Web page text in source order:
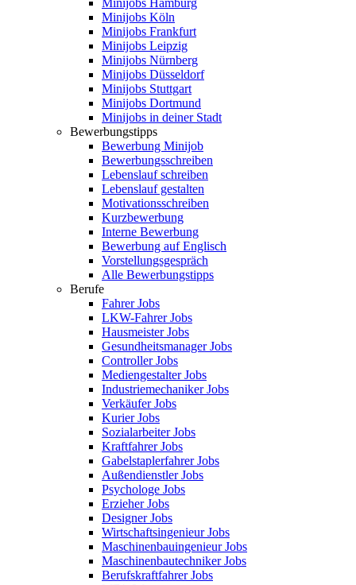
Minijobs Hamburg
Minijobs Köln
Minijobs Frankfurt
Minijobs Leipzig
Minijobs Nürnberg
Minijobs Düsseldorf
Minijobs Stuttgart
Minijobs Dortmund
Minijobs in deiner Stadt
Bewerbungstipps
Bewerbung Minijob
Bewerbungsschreiben
Lebenslauf schreiben
Lebenslauf gestalten
Motivationsschreiben
Kurzbewerbung
Interne Bewerbung
Bewerbung auf Englisch
Vorstellungsgespräch
Alle Bewerbungstipps
Berufe
Fahrer Jobs
LKW-Fahrer Jobs
Hausmeister Jobs
Gesundheitsmanager Jobs
Controller Jobs
Mediengestalter Jobs
Industriemechaniker Jobs
Verkäufer Jobs
Kurier Jobs
Sozialarbeiter Jobs
Kraftfahrer Jobs
Gabelstaplerfahrer Jobs
Außendienstler Jobs
Psychologe Jobs
Erzieher Jobs
Designer Jobs
Wirtschaftsingenieur Jobs
Maschinenbauingenieur Jobs
Maschinenbautechniker Jobs
Berufskraftfahrer Jobs